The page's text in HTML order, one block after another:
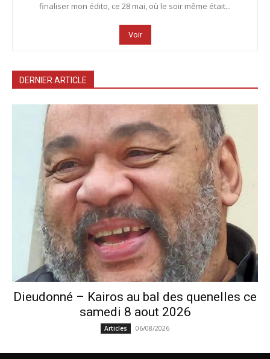
finaliser mon édito, ce 28 mai, où le soir même était...
Voir
DERNIER ARTICLE
Dieudonné – Kairos au bal des quenelles ce
samedi 8 aout 2026
Articles 06/08/2026